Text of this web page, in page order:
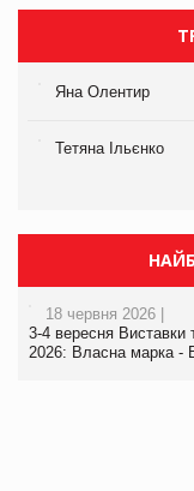
Яна Олентир
Тетяна Ільєнко
18 червня 2026 |
3-4 вересня Виставки
2026: Власна марка -